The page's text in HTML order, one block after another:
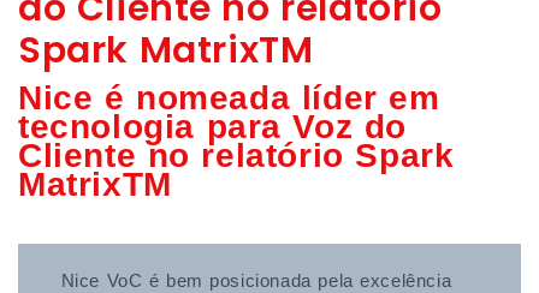
Spark MatrixTM
Nice é nomeada líder em
tecnologia para Voz do
Cliente no relatório Spark
MatrixTM
Nice VoC é bem posicionada pela excelência